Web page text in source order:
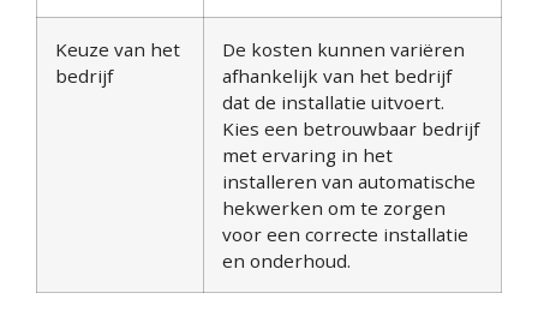
Keuze van het
bedrijf
De kosten kunnen variëren
afhankelijk van het bedrijf
dat de installatie uitvoert.
Kies een betrouwbaar bedrijf
met ervaring in het
installeren van automatische
hekwerken om te zorgen
voor een correcte installatie
en onderhoud.